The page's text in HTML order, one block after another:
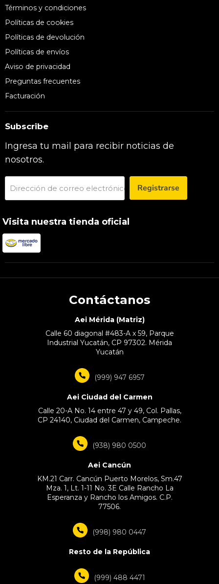
Términos y condiciones
Políticas de cookies
Políticas de devolución
Políticas de envíos
Aviso de privacidad
Preguntas frecuentes
Facturación
Subscribe
Ingresa tu mail para recibir noticias de
nosotros.
Dirección de correo electrónico Registrarse
Visita nuestra tienda oficial
Contáctanos
Aei Mérida (Matriz)
Calle 60 diagonal #483-A x 59, Parque
Industrial Yucatán, CP 97302. Mérida
Yucatán
(999) 947 6957
Aei Ciudad del Carmen
Calle 20-A No. 14 entre 47 y 49, Col. Pallas,
CP 24140, Ciudad del Carmen, Campeche.
(938) 980 0500
Aei Cancún
KM.21 Carr. Cancún Puerto Morelos, Sm.47
Mza. 1, Lt. 1-11 No. 3E Calle Rancho La
Esperanza y Rancho los Amigos. C.P.
77506.
(998) 980 0447
Resto de la República
(999) 488 4471